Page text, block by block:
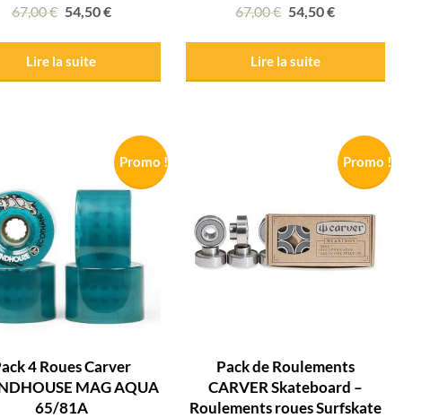
67,00€ 54,50€
Lire la suite
67,00€ 54,50€
Lire la suite
Promo !
4 Roues Carver
MAG AQUA
65/81A
Promo !
Pack de Roulements
CARVER Skateboard –
Roulements roues Surfskate